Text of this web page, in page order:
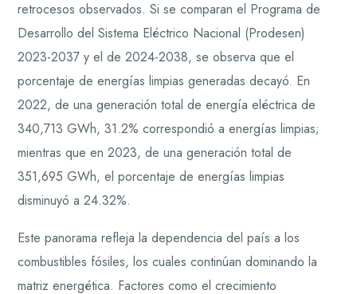
retrocesos observados. Si se comparan el Programa de
Desarrollo del Sistema Eléctrico Nacional (Prodesen)
2023-2037 y el de 2024-2038, se observa que el
porcentaje de energías limpias generadas decayó. En
2022, de una generación total de energía eléctrica de
340,713 GWh, 31.2% correspondió a energías limpias;
mientras que en 2023, de una generación total de
351,695 GWh, el porcentaje de energías limpias
disminuyó a 24.32%.
Este panorama refleja la dependencia del país a los
combustibles fósiles, los cuales continúan dominando la
matriz energética. Factores como el crecimiento